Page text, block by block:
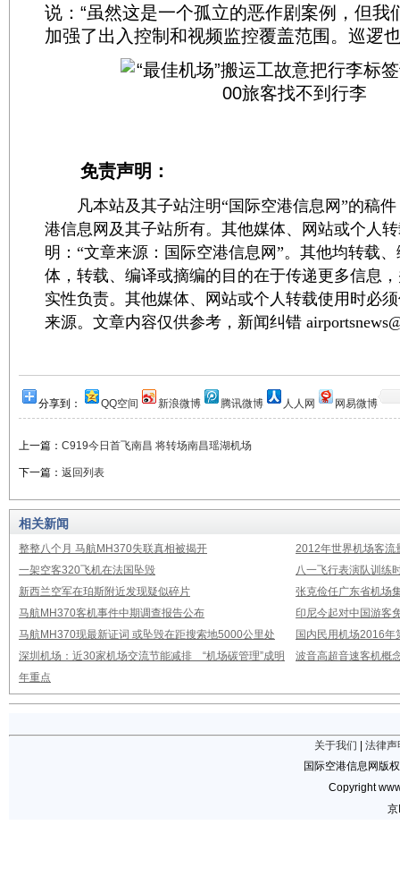
说：“虽然这是一个孤立的恶作剧案例，但我
加强了出入控制和视频监控覆盖范围。巡逻
免责声明：
凡本站及其子站注明“国际空港信息网”的稿件
港信息网及其子站所有。其他媒体、网站或个人
明：“文章来源：国际空港信息网”。其他均转载
体，转载、编译或摘编的目的在于传递更多信息
实性负责。其他媒体、网站或个人转载使用时必
来源。文章内容仅供参考，新闻纠错
分享到： QQ空间 新浪微博 腾讯微博 人人网 网易微博
上一篇： C919今日首飞南昌 将转场南昌瑶湖机场
下一篇： 返回列表
相关新闻
整整八个月 马航MH370失联真相被揭开
2012年世界机场客流
一架空客320飞机在法国坠毁
八一飞行表演队训练
新西兰空军在珀斯附近发现疑似碎片
张克俭任广东省机场
马航MH370客机事件中期调查报告公布
印尼今起对中国游客
马航MH370现最新证词 或坠毁在距搜索地5000公里处
国内民用机场2016年
深圳机场：近30家机场交流节能减排 “机场碳管理”成明
年重点
波音高超音速客机概
关于我们
法律声
国际空港信息网版
Copyright